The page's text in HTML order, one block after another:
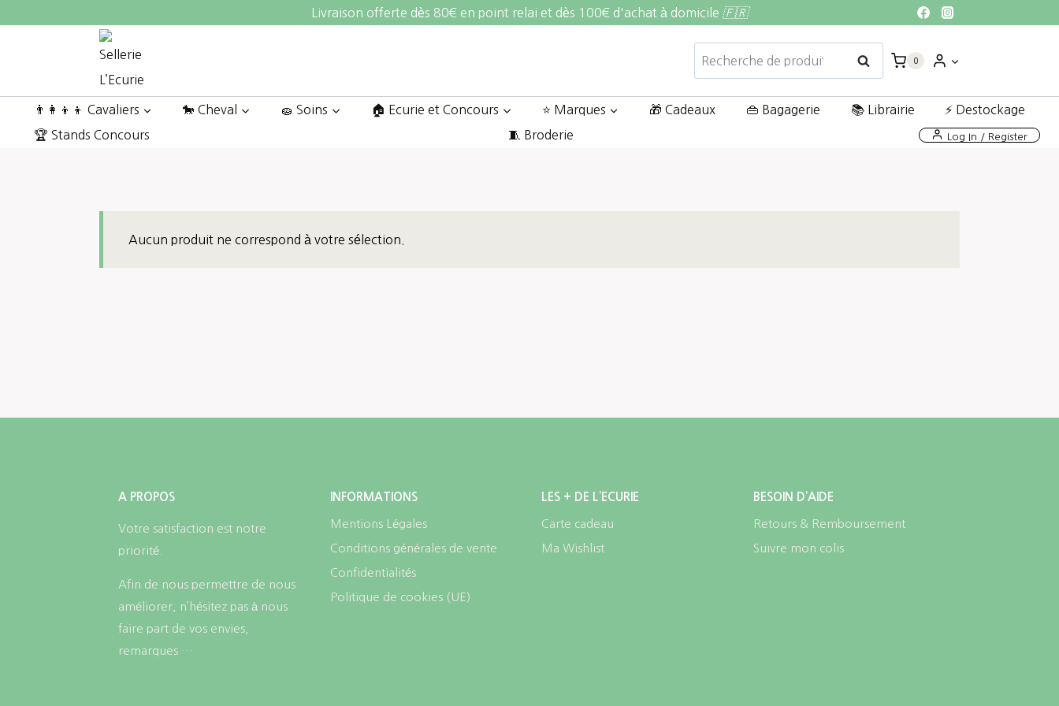
Livraison offerte dès 80€ en point relai et dès 100€ d'achat à domicile 🇫🇷
Recherche
pour :
Recherche
0
👨‍👩‍👦‍👦 Cavaliers 🐎 Cheval 🧽 Soins 🏠 Ecurie et Concours ⭐ Marques 🎁 Cadeaux 👜 Bagagerie 📚 Librairie ⚡ Destockage
🏆 Stands Concours 🧵 Broderie Log In / Register
Aucun produit ne correspond à votre sélection.
A PROPOS
Votre satisfaction est notre
priorité.
Afin de nous permettre de nous
améliorer, n’hésitez pas à nous
faire part de vos envies,
remarques …
INFORMATIONS
Mentions Légales
Conditions générales de vente
Confidentialités
Politique de cookies (UE)
LES + DE L’ECURIE
Carte cadeau
Ma Wishlist
BESOIN D’AIDE
Retours & Remboursement
Suivre mon colis